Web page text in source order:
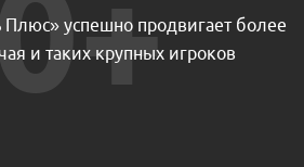
успешно продвигает более
и таких крупных игроков